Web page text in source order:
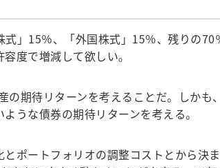
」15％、「外国株式」15％、残りの70
度で増減して欲しい。
期待リターンを考えることだ。しかも
うな債券の期待リターンを考える。
ポートフォリオの調整コストとから決